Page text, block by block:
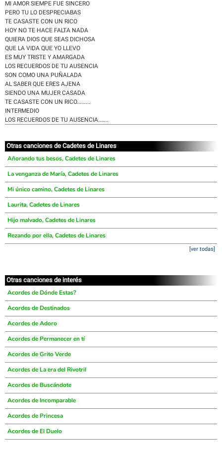
MI AMOR SIEMPE FUE SINCERO
PERO TU LO DESPRECIABAS
TE CASASTE CON UN RICO
HOY NO TE HACE FALTA NADA
QUIERA DIOS QUE SEAS DICHOSA
QUE LA VIDA QUE YO LLEVO
ES MUY TRISTE Y AMARGADA
LOS RECUERDOS DE TU AUSENCIA
SON COMO UNA PUÑALADA
AL SABER QUE ERES AJENA
SIENDO UNA MUJER CASADA
TE CASASTE CON UN RICO.........
INTERMEDIO
LOS RECUERDOS DE TU AUSENCIA.......
Otras canciones de Cadetes de Linares
Añorando tus besos, Cadetes de Linares
La venganza de María, Cadetes de Linares
Mi único camino, Cadetes de Linares
Laurita, Cadetes de Linares
Hijo malvado, Cadetes de Linares
Rezando por ella, Cadetes de Linares
[ver todas]
Otras canciones de interés
Acordes de Dónde Estas?
Acordes de Destinados
Acordes de Adoro
Acordes de Permanecer en tí
Acordes de Grito Verde
Acordes de La era del Rivotril
Acordes de Buscándote
Acordes de Incomparable
Acordes de Princesa
Acordes de El Duelo